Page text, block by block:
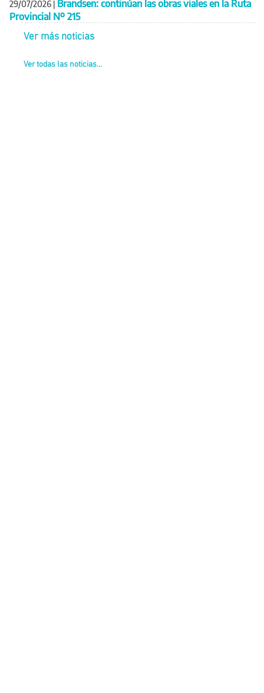
29/07/2026 | Brandsen: continúan las obras viales en la Ruta
Provincial Nº 215
Ver más noticias
Ver todas las noticias...